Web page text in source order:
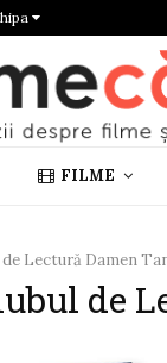
FILME
de Lectură Damen
de